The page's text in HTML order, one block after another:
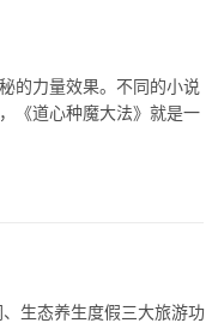
的力量效果。不同的小说
《道心种魔大法》就是一
生态养生度假三大旅游功